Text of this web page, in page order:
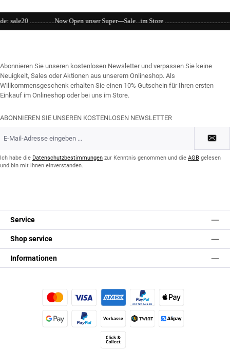
Open unser Super---Sale...im Store
Abonnieren Sie unseren kostenlosen Newsletter und verpassen Sie keine
Neuigkeit, Sales oder Aktionen aus unserem Onlineshop. Als
Willkommensgeschenk erhalten Sie einen 10% Gutschein für Ihren ersten
Einkauf im Onlineshop oder bei uns im Store.
ABONNIEREN SIE UNSEREN KOSTENLOSEN NEWSLETTER
Mail-
*Ich habe die Datenschutzbestimmungen zur Kenntnis genommen und die AGB gelesen
und bin mit ihnen einverstanden.
Service
Shop service
Informationen
Kredit- oder Debitkarte Später BezahlenApple Pay
Vorkasse